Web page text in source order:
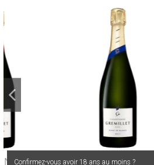
BLANC DE BLANCS
Confirmez-vous avoir 18 ans au moins ?